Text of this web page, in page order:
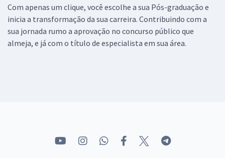
Com apenas um clique, você escolhe a sua Pós-graduação e
inicia a transformação da sua carreira. Contribuindo com a
sua jornada rumo a aprovação no concurso público que
almeja, e já com o título de especialista em sua área.